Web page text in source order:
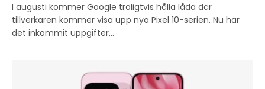
I augusti kommer Google troligtvis hålla låda där
tillverkaren kommer visa upp nya Pixel 10-serien. Nu har
det inkommit uppgifter…